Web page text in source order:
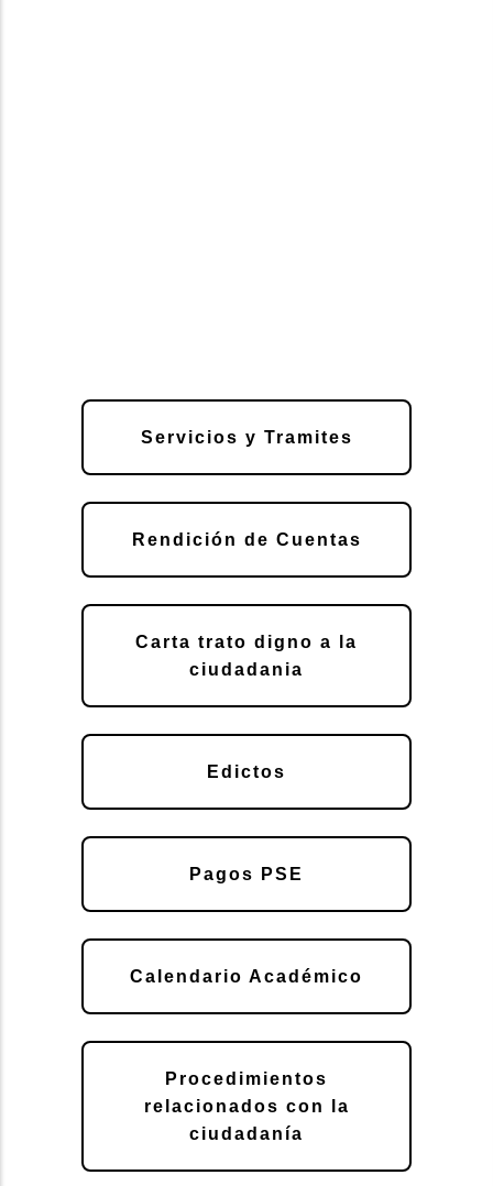
Servicios y Tramites
Rendición de Cuentas
Carta trato digno a la
ciudadania
Edictos
Pagos PSE
Calendario Académico
Procedimientos
relacionados con la
ciudadanía